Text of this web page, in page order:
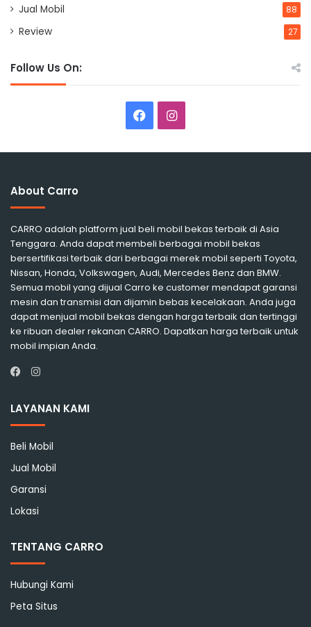
Jual Mobil 88
Review 27
Follow Us On:
FacebookInstagram
About Carro
CARRO adalah platform jual beli mobil bekas terbaik di Asia
Tenggara. Anda dapat membeli berbagai mobil bekas
bersertifikasi terbaik dari berbagai merek mobil seperti Toyota,
Nissan, Honda, Volkswagen, Audi, Mercedes Benz dan BMW.
Semua mobil yang dijual Carro ke customer mendapat garansi
mesin dan transmisi dan dijamin bebas kecelakaan. Anda juga
dapat menjual mobil bekas dengan harga terbaik dan tertinggi
ke ribuan dealer rekanan CARRO. Dapatkan harga terbaik untuk
mobil impian Anda.
Instagram
LAYANAN KAMI
Beli Mobil
Jual Mobil
Garansi
Lokasi
TENTANG CARRO
Hubungi Kami
Peta Situs